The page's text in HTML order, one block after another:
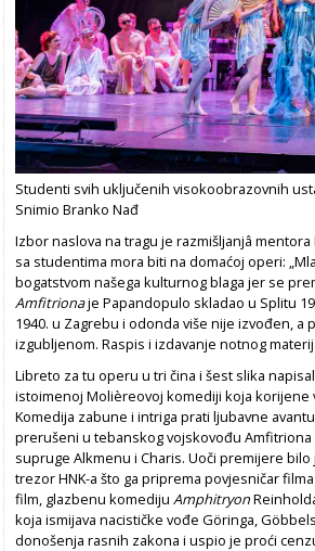
Studenti svih uključenih visokoobrazovnih
Snimio Branko Nađ
Izbor naslova na tragu je razmišljanjâ
sa studentima mora biti na domaćoj operi:
bogatstvom našega kulturnog blaga jer se
Amfitrionaje Papandopulo skladao u Splitu
1940. u Zagrebu i odonda više nije izvođen, a
izgubljenom. Raspis i izdavanje notnog
Libreto za tu operu u tri čina i šest slika
istoimenoj Molièreovoj komediji koja korijene
Komedija zabune i intriga prati ljubavne
prerušeni u tebanskog vojskovođu
supruge Alkmenu i Charis. Uoči premijere
trezor HNK-a što ga priprema povjesničar
film, glazbenu komediju Amphitryon
koja ismijava nacističke vođe Göringa,
donošenja rasnih zakona i uspio je proći